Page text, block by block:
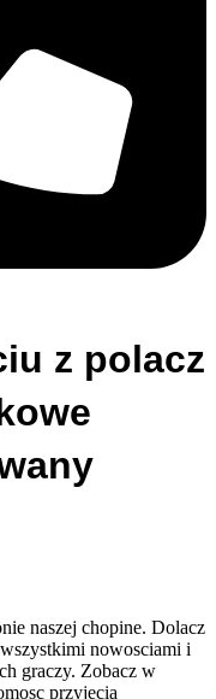
z polacz
naszej chopine. Dolacz
nowosciami i
graczy. Zobacz w
przyjecia